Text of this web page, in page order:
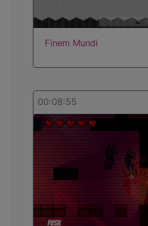
Finem Mundi
00:08:55